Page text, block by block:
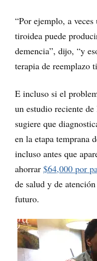
“Por ejemplo, a
tiroidea puede
demencia”, dijo, “y
terapia de reemplazo
E incluso si el
un estudio reciente
sugiere que
en la etapa temprana
incluso antes que
ahorrar $64,000 por
de salud y de
futuro.